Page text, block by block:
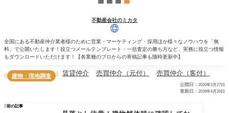
不動産会社のミカタ
全国にある不動産仲介業者様のために営業・マーケティング・採用ほか様々なノウハウを「無
料」で公開いたします！役立つメールテンプレート・一括査定の勝ち方など、実務に役立つ情報
もダウンロードいただけます！【各業種のプロからの寄稿記事も随時更新中】
 建物・現地調査  賃貸仲介 売買仲介（元付） 売買仲介（客付）
公開日： 2020年5月27日
更新日： 2026年4月20日
前の記事